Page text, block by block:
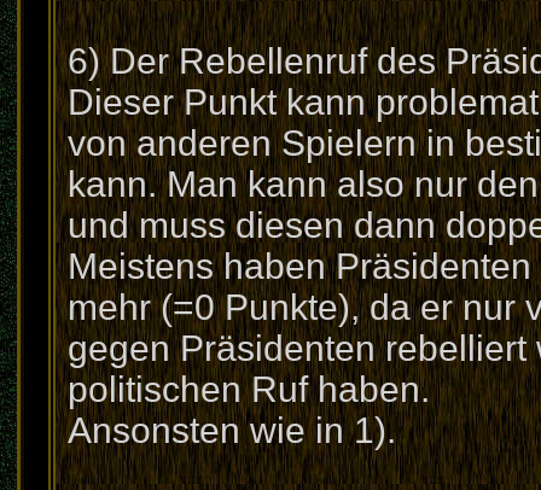
6) Der Rebellenruf des
Dieser Punkt kann
von anderen Spielern in
kann. Man kann also nur
und muss diesen dann
Meistens haben
mehr (=0 Punkte), da er nur
gegen Präsidenten
politischen Ruf haben.
Ansonsten wie in 1).